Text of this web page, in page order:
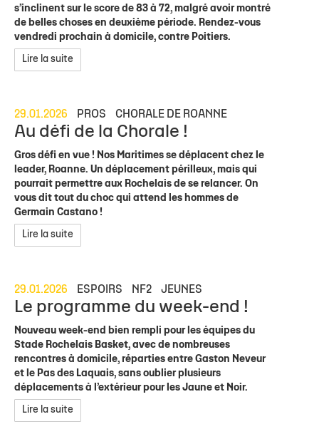
s’inclinent sur le score de 83 à 72, malgré avoir montré
de belles choses en deuxième période. Rendez-vous
vendredi prochain à domicile, contre Poitiers.
Lire la suite
29.01.2026 PROS CHORALE DE ROANNE
Au défi de la Chorale !
Gros défi en vue ! Nos Maritimes se déplacent chez le
leader, Roanne. Un déplacement périlleux, mais qui
pourrait permettre aux Rochelais de se relancer. On
vous dit tout du choc qui attend les hommes de
Germain Castano !
Lire la suite
29.01.2026 ESPOIRS NF2 JEUNES
Le programme du week-end !
Nouveau week-end bien rempli pour les équipes du
Stade Rochelais Basket, avec de nombreuses
rencontres à domicile, réparties entre Gaston Neveur
et le Pas des Laquais, sans oublier plusieurs
déplacements à l’extérieur pour les Jaune et Noir.
Lire la suite